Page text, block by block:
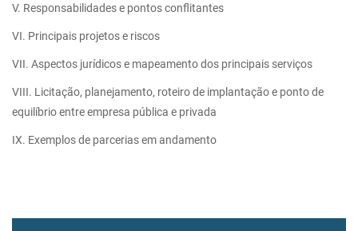
V. Responsabilidades e pontos conflitantes
VI. Principais projetos e riscos
VII. Aspectos jurídicos e mapeamento dos principais serviços
VIII. Licitação, planejamento, roteiro de implantação e ponto de
equilíbrio entre empresa pública e privada
IX. Exemplos de parcerias em andamento